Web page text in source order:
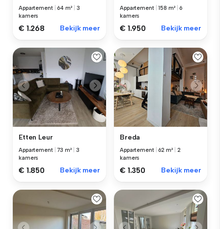
Appartement 64 m²
3
kamers
€ 1.268 Bekijk meer
Appartement |158 m²
6
kamers
€ 1.950 Bekijk meer
Etten Leur
Appartement |73 m²
3
kamers
€ 1.850 Bekijk meer
Breda
Appartement 62 m²
2
kamers
€ 1.350 Bekijk meer